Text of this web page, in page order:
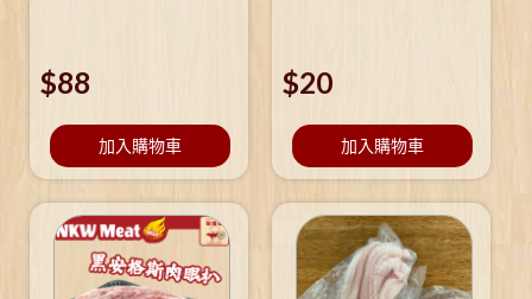
$88
加入購物車
$20
加入購物車